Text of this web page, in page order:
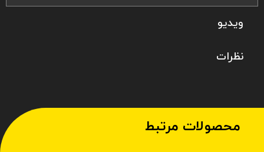
ویدیو
نظرات
محصولات مرتبط